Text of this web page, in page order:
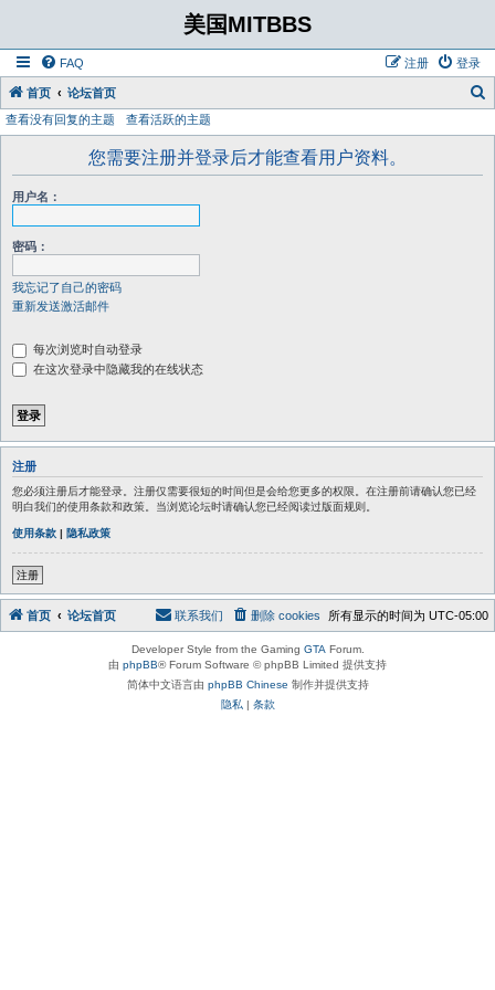
美国MITBBS
FAQ 登录
注册
首页 论坛首页
查看没有回复的主题 查看活跃的主题
您需要注册并登录后才能查看用户资料。
用户名：
密码：
我忘记了自己的密码
重新发送激活邮件
每次浏览时自动登录
在这次登录中隐藏我的在线状态
注册
您必须注册后才能登录。注册仅需要很短的时间但是会给您更多的权限。在注册前请确认您已经
明白我们的使用条款和政策。当浏览论坛时请确认您已经阅读过版面规则。
使用条款 | 隐私政策
注册
首页 论坛首页 所有显示的时间为 UTC-05:00
删除 cookies
联系我们
Developer Style from the Gaming GTA Forum.
由 phpBB® Forum Software © phpBB Limited 提供支持
简体中文语言由 phpBB Chinese 制作并提供支持
隐私 | 条款